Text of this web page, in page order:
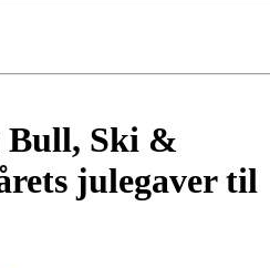
Bull, Ski &
julegaver til